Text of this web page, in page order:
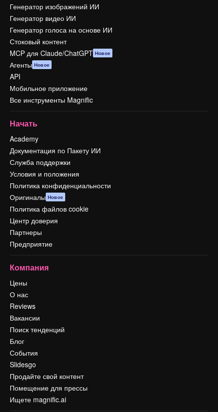
Генератор изображений ИИ
Генератор видео ИИ
Генератор голоса на основе ИИ
Стоковый контент
MCP для Claude/ChatGPT Новое
Агенты Новое
API
Мобильное приложение
Все инструменты Magnific
Начать
Academy
Документация по Пакету ИИ
Служба поддержки
Условия и положения
Политика конфиденциальности
Оригиналы Новое
Политика файлов cookie
Центр доверия
Партнеры
Предприятие
Компания
Цены
О нас
Reviews
Вакансии
Поиск тенденций
Блог
События
Slidesgo
Продайте свой контент
Помещение для прессы
Ищете magnific.ai